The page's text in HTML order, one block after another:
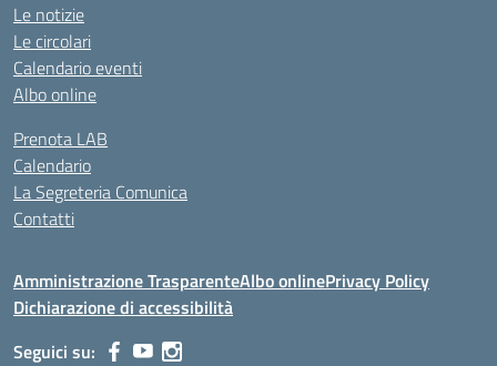
Le notizie
Le circolari
Calendario eventi
Albo online
Prenota LAB
Calendario
La Segreteria Comunica
Contatti
Amministrazione TrasparenteAlbo onlinePrivacy Policy
Dichiarazione di accessibilità
Seguici su: